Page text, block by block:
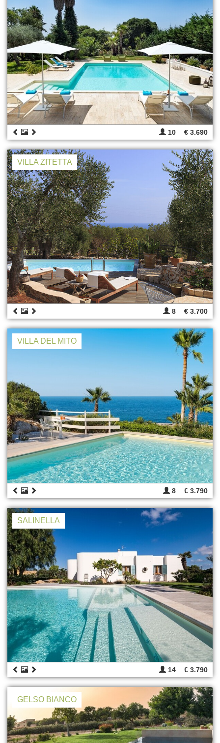
10 € 3.690
VILLA ZITETTA
8 € 3.700
VILLA DEL MITO
8 € 3.790
SALINELLA
14 € 3.790
GELSO BIANCO